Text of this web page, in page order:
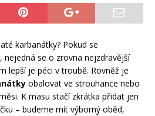
karbanátky? Pokud se
se o zrovna nejzdravější
lepší je péci v troubě. Rovněž je
obalovat ve strouhance nebo
K masu stačí zkrátka přidat jen
– budeme mít výborný oběd,